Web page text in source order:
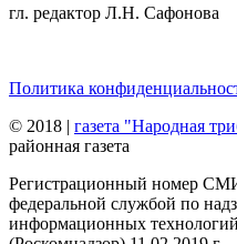
гл. редактор Л.Н. Сафонова
Политика
© 2018 | газета "Народная
районная газета
Регистрационный номер
федеральной службой по
информационных